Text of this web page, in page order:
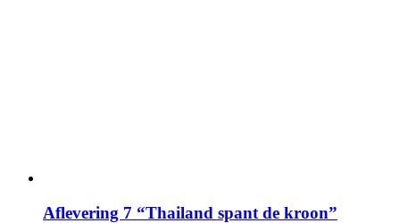
Aflevering 7 “Thailand spant de kroon”